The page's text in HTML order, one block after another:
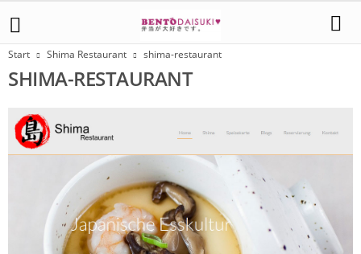
Start Shima Restaurant shima-restaurant
SHIMA-RESTAURANT